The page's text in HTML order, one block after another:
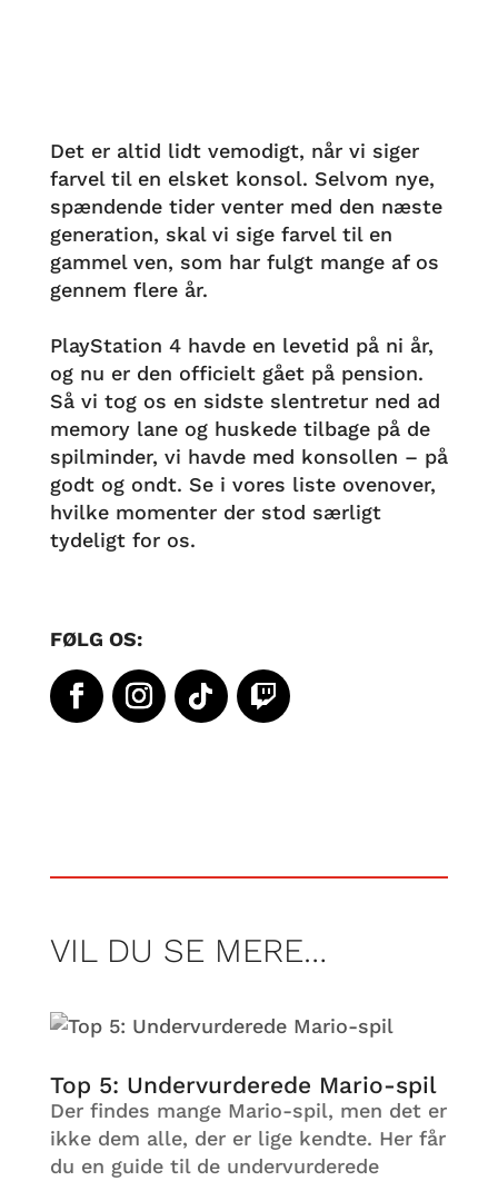
Det er altid lidt vemodigt, når vi siger
farvel til en elsket konsol. Selvom nye,
spændende tider venter med den næste
generation, skal vi sige farvel til en
gammel ven, som har fulgt mange af os
gennem flere år.
PlayStation 4 havde en levetid på ni år,
og nu er den officielt gået på pension.
Så vi tog os en sidste slentretur ned ad
memory lane og huskede tilbage på de
spilminder, vi havde med konsollen – på
godt og ondt. Se i vores liste ovenover,
hvilke momenter der stod særligt
tydeligt for os.
FØLG OS:
VIL DU SE MERE…
Top 5: Undervurderede Mario-spil
Der findes mange Mario-spil, men det er
ikke dem alle, der er lige kendte. Her får
du en guide til de undervurderede